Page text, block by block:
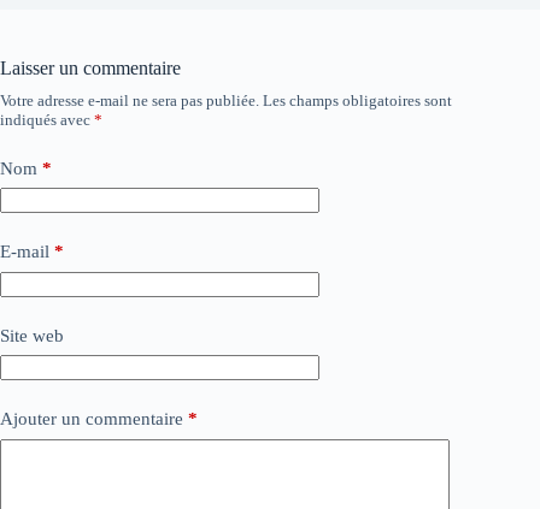
Laisser un commentaire
Votre adresse e-mail ne sera pas publiée. Les champs obligatoires sont
indiqués avec *
Nom *
E-mail *
Site web
Ajouter un commentaire *